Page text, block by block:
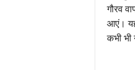
गौरव
आएं।
कभी भी